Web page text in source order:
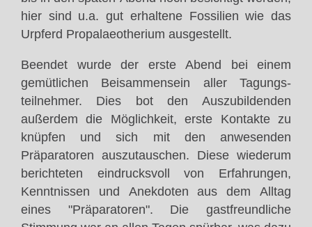
hier sind u.a. gut erhaltene Fossilien wie das
Urpferd Propalaeotherium ausgestellt.
Beendet wurde der erste Abend bei einem
gemütlichen Beisammensein aller Tagungs-
teilnehmer. Dies bot den Auszubildenden
außerdem die Möglichkeit, erste Kontakte zu
knüpfen und sich mit den anwesenden
Präparatoren auszutauschen. Diese wiederum
berichteten eindrucksvoll von Erfahrungen,
Kenntnissen und Anekdoten aus dem Alltag
eines "Präparatoren". Die gastfreundliche